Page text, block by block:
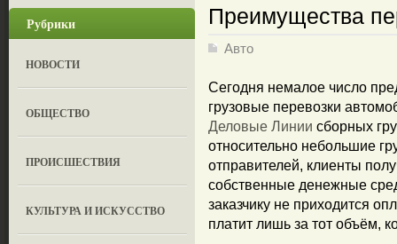
Рубрики
НОВОСТИ
ОБЩЕСТВО
ПРОИСШЕСТВИЯ
КУЛЬТУРА И ИСКУССТВО
Преимущества
Авто
Сегодня немалое число
грузовые перевозки
Деловые Линии сборных
относительно небольшие
отправителей, клиенты
собственные денежные
заказчику не приходится
платит лишь за тот объём,